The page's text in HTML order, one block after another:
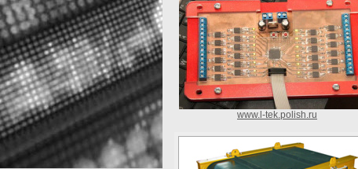
www.l-tek.polish.ru